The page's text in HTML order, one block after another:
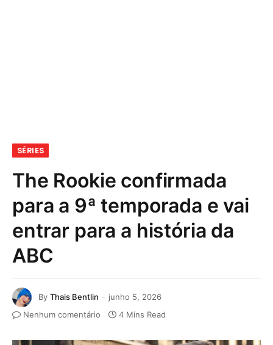
SÉRIES
The Rookie confirmada
para a 9ª temporada e vai
entrar para a história da
ABC
By Thais Bentlin
junho 5, 2026
Nenhum comentário
4 Mins Read